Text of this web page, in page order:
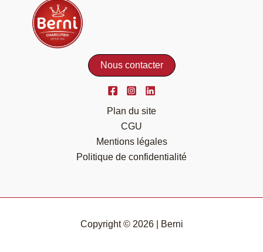
Nous contacter
Plan du site
CGU
Mentions légales
Politique de confidentialité
Copyright © 2026 | Berni